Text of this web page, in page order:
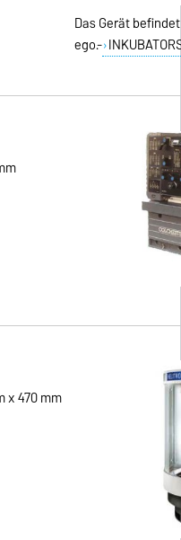
Das Gerät
ego.-
x 470 mm